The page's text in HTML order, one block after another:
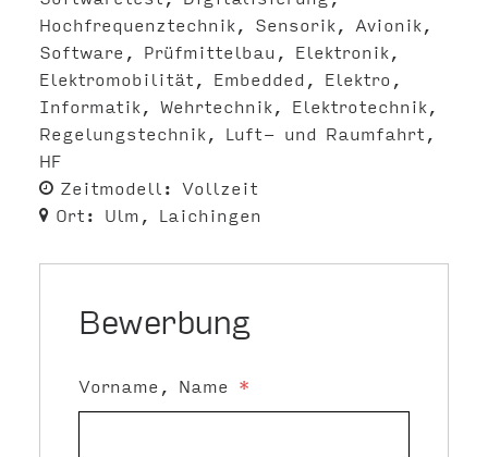
Hochfrequenztechnik
Sensorik
Avionik
Software
Prüfmittelbau
Elektronik
Elektromobilität
Embedded
Elektro
Informatik
Wehrtechnik
Elektrotechnik
Regelungstechnik
Luft- und Raumfahrt
HF
Zeitmodell: Vollzeit
Ort: Ulm Laichingen
Bewerbung
Vorname, Name *